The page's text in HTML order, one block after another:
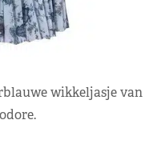
wikkeljasje van